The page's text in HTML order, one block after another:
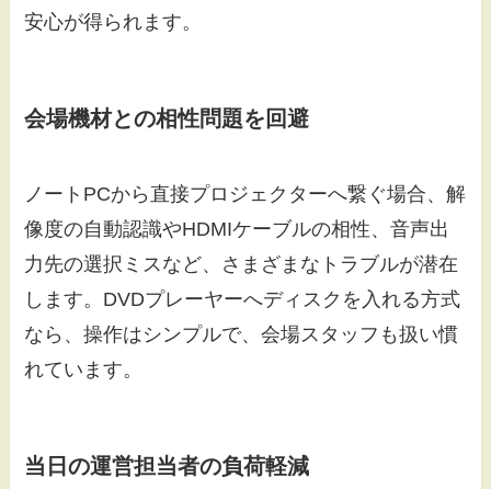
安心が得られます。
会場機材との相性問題を回避
ノートPCから直接プロジェクターへ繋ぐ場合、解
像度の自動認識やHDMIケーブルの相性、音声出
力先の選択ミスなど、さまざまなトラブルが潜在
します。DVDプレーヤーへディスクを入れる方式
なら、操作はシンプルで、会場スタッフも扱い慣
れています。
当日の運営担当者の負荷軽減